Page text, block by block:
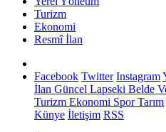
Turizm
Ekonomi
Resmî İlan
Facebook Twitter Instagram
İlan Güncel Lapseki Belde
Turizm Ekonomi SporTarım
Künye İletişim RSS